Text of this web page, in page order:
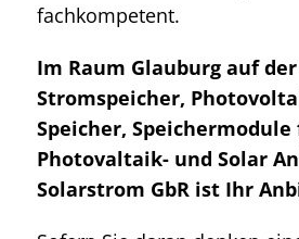
fachkompetent.
Im Raum Glauburg auf
Stromspeicher,
Speicher,
Photovaltaik- und Solar
Solarstrom GbR ist Ihr